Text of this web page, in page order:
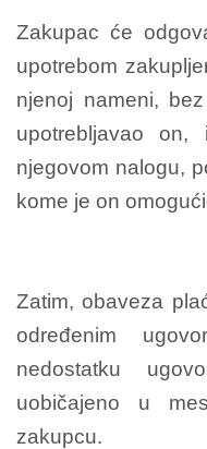
Zakupac će
upotrebom
njenoj nameni,
upotrebljavao
njegovom nalogu,
kome je on
Zatim, obaveza
određenim
nedostatku
uobičajeno u
zakupcu.